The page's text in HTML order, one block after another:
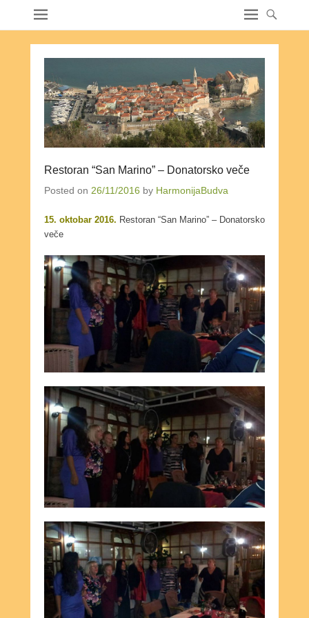
Restoran “San Marino” – Donatorsko veče
Posted on 26/11/2016 by HarmonijaBudva
15. oktobar 2016. Restoran “San Marino” – Donatorsko
veče